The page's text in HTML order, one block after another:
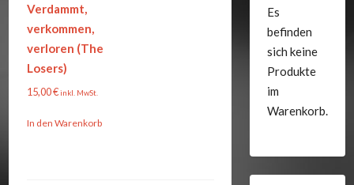
Verdammt,
verkommen,
verloren (The
Losers)
15,00€inkl. MwSt.
In den Warenkorb
Es
befinden
sich keine
Produkte
im
Warenkorb.